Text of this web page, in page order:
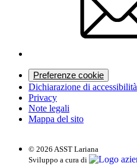
Preferenze cookie
Dichiarazione di accessibilità
Privacy
Note legali
Mappa del sito
© 2026 ASST Lariana
Sviluppo a cura di